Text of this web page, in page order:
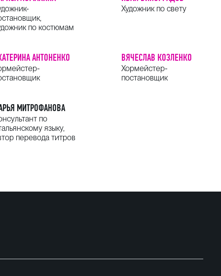
по костюмам
Художник по свету
АНТОНЕНКО ВЯЧЕСЛАВ КОЗЛЕНКО
Хормейстер-
постановщик
МИТРОФАНОВА
по
языку,
перевода титров